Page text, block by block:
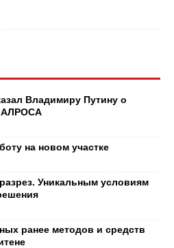
Владимиру Путину о
АЛРОСА
на новом участке
Уникальным условиям
ранее методов и средств